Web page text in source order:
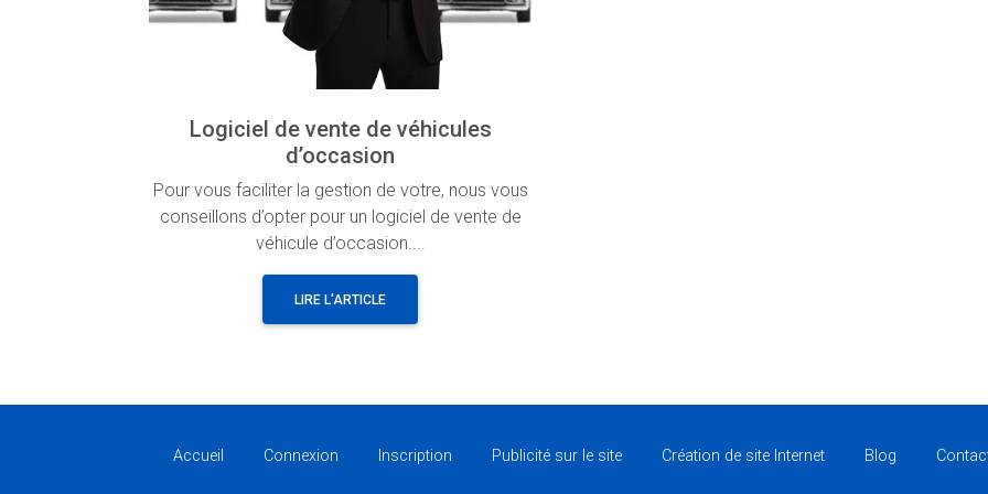
Logiciel de vente de véhicules
d’occasion
Pour vous faciliter la gestion de votre, nous vous
conseillons d’opter pour un logiciel de vente de
véhicule d’occasion....
LIRE L'ARTICLE
Accueil Connexion Inscription Publicité sur le site Création de site Internet Blog